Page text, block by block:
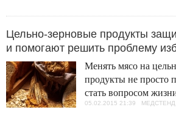
Цельно-зерновые продукты
и помогают решить проблему
Менять мясо на
продукты не просто
стать вопросом
05.02.2015 21:39 МЕДСТЕНД